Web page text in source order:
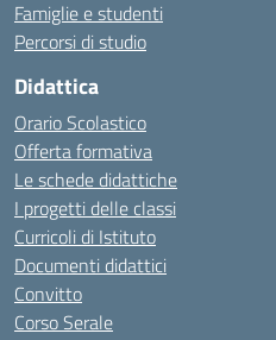
Famiglie e studenti
Percorsi di studio
Didattica
Orario Scolastico
Offerta formativa
Le schede didattiche
I progetti delle classi
Curricoli di Istituto
Documenti didattici
Convitto
Corso Serale